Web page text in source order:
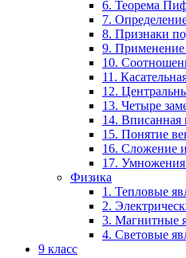
6. Теорема
7.
8. Признаки
9. Применение
10.
11.
12.
13. Четыре
14. Вписанная
15. Понятие
16. Сложение
17. Умножения
Физика
1. Тепловые
2.
3. Магнитные
4. Световые
9 класс